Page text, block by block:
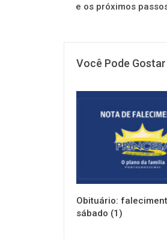
e os próximos
Você Pode
Obituário:
sábado (1)